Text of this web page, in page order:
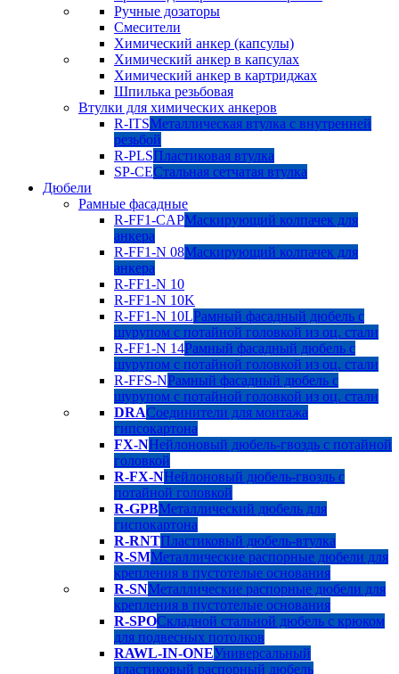
Ручные дозаторы
Смесители
Химический анкер (капсулы)
Химический анкер в капсулах
Химический анкер в картриджах
Шпилька резьбовая
Втулки для химических анкеров
R-ITSМеталлическая втулка с внутренней
резьбой
R-PLSПластиковая втулка
SP-CEСтальная сетчатая втулка
Дюбели
Рамные фасадные
R-FF1-CAPМаскирующий колпачек для
анкера
R-FF1-N 08Маскирующий колпачек для
анкера
R-FF1-N 10
R-FF1-N 10K
R-FF1-N 10LРамный фасадный дюбель с
шурупом с потайной головкой из оц. стали
R-FF1-N 14Рамный фасадный дюбель с
шурупом с потайной головкой из оц. стали
R-FFS-NРамный фасадный дюбель с
шурупом с потайной головкой из оц. стали
DRAСоединители для монтажа
гипсокартона
FX-NНейлоновый дюбель-гвоздь с потайной
головкой
R-FX-NНейлоновый дюбель-гвоздь с
потайной головкой
R-GPBМеталлический дюбель для
гиспокартона
R-RNTПластиковый дюбель-втулка
R-SMМеталлические распорные дюбели для
крепления в пустотелые основания
R-SNМеталлические распорные дюбели для
крепления в пустотелые основания
R-SPOСкладной стальной дюбель с крюком
для подвесных потолков
RAWL-IN-ONEУниверсальный
пластиковый распорный дюбель